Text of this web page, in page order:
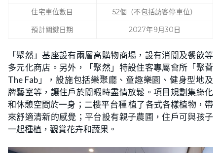
住宅車位數目
52個（不包括訪客停車位）
預計關鍵日期
2027年9月30日
「聚然」基座設有兩層高購物商場，設有消閒及餐飲等
多元化商店。另外，「聚然」特設住客專屬會所「聚薈
The Fab」，設施包括樂聚廳、童趣樂園、健身型地及
牌藝室等，讓住戶於閒暇時盡情放鬆。項目規劃集綠化
和休憩空間於一身；二樓平台種 植了各式各樣植物，帶
來舒適清新的感覺；平台設有親子農圃，住戶可與孩子
一起種植，觀賞花卉和蔬果。